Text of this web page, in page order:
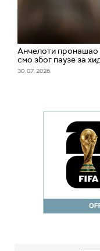
Анчелоти пронашао
смо због паузе за
30. 07. 2026.